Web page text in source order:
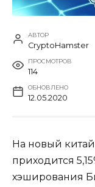
АВТОР
CryptoHamster
ПРОСМОТРОВ
114
ОБНОВЛЕНО
12.05.2020
На новый
приходится
хэширования